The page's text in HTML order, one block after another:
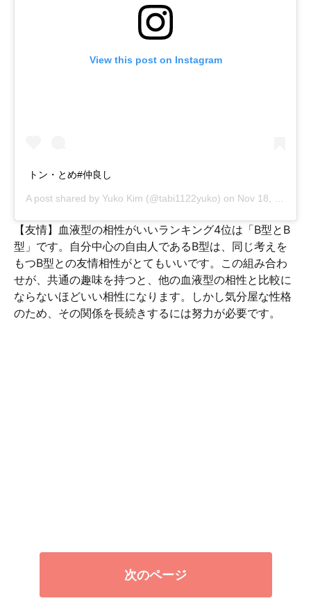
View this post on Instagram
トン・とめ#仲良し
A post shared by Yuko Kim (@tabi1122yuko) on Nov 18, 2018 at 9:40pm PST
【友情】血液型の相性がいいランキング4位は「B型とB
型」です。自分中心の自由人であるB型は、同じ考えを
もつB型との友情相性がとてもいいです。この組み合わ
せが、共通の趣味を持つと、他の血液型の相性と比較に
ならないほどいい相性になります。しかし気分屋な性格
のため、その関係を長続きするには努力が必要です。
次のページ